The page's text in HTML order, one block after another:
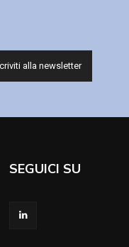
SEGUICI SU